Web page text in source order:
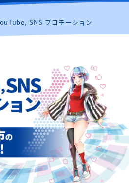
SNS プロモーション